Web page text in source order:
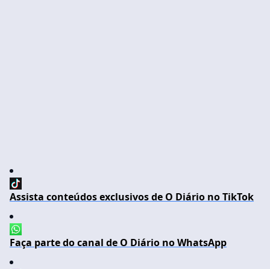
Assista conteúdos exclusivos de O Diário no TikTok
Faça parte do canal de O Diário no WhatsApp